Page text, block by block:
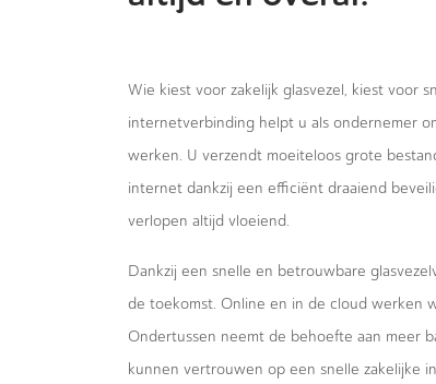
Wie kiest voor zakelijk glasvezel, kiest voor
internetverbinding helpt u als ondernemer
werken. U verzendt moeiteloos grote
internet dankzij een efficiënt draaiend
verlopen altijd vloeiend.
Dankzij een snelle en betrouwbare
de toekomst. Online en in de cloud werken
Ondertussen neemt de behoefte aan meer
kunnen vertrouwen op een snelle zakelijke